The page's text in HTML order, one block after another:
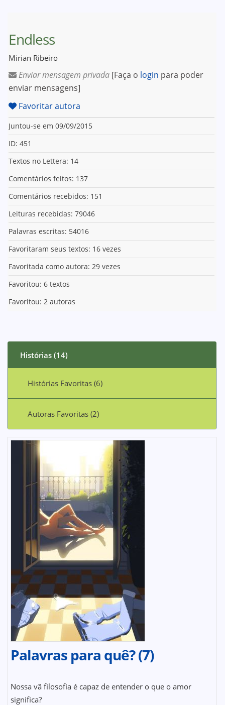
Endless
Mirian Ribeiro
Enviar mensagem privada [Faça o login para poder
enviar mensagens]
Favoritar autora
Juntou-se em 09/09/2015
ID: 451
Textos no Lettera: 14
Comentários feitos: 137
Comentários recebidos: 151
Leituras recebidas: 79046
Palavras escritas: 54016
Favoritaram seus textos: 16 vezes
Favoritada como autora: 29 vezes
Favoritou: 6 textos
Favoritou: 2 autoras
Histórias (14)
Histórias Favoritas (6)
Autoras Favoritas (2)
Palavras para quê? (7)
Nossa vã filosofia é capaz de entender o que o amor
significa?